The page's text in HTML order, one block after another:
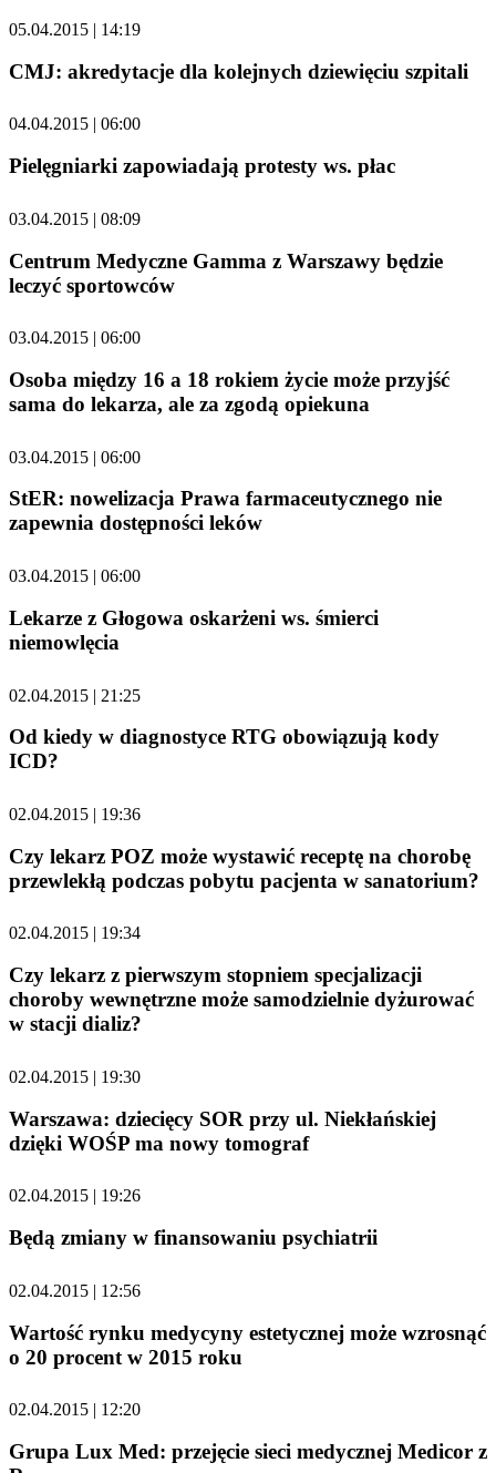
05.04.2015 | 14:19
CMJ: akredytacje dla kolejnych dziewięciu szpitali
04.04.2015 | 06:00
Pielęgniarki zapowiadają protesty ws. płac
03.04.2015 | 08:09
Centrum Medyczne Gamma z Warszawy będzie
leczyć sportowców
03.04.2015 | 06:00
Osoba między 16 a 18 rokiem życie może przyjść
sama do lekarza, ale za zgodą opiekuna
03.04.2015 | 06:00
StER: nowelizacja Prawa farmaceutycznego nie
zapewnia dostępności leków
03.04.2015 | 06:00
Lekarze z Głogowa oskarżeni ws. śmierci
niemowlęcia
02.04.2015 | 21:25
Od kiedy w diagnostyce RTG obowiązują kody
ICD?
02.04.2015 | 19:36
Czy lekarz POZ może wystawić receptę na chorobę
przewlekłą podczas pobytu pacjenta w sanatorium?
02.04.2015 | 19:34
Czy lekarz z pierwszym stopniem specjalizacji
choroby wewnętrzne może samodzielnie dyżurować
w stacji dializ?
02.04.2015 | 19:30
Warszawa: dziecięcy SOR przy ul. Niekłańskiej
dzięki WOŚP ma nowy tomograf
02.04.2015 | 19:26
Będą zmiany w finansowaniu psychiatrii
02.04.2015 | 12:56
Wartość rynku medycyny estetycznej może wzrosnąć
o 20 procent w 2015 roku
02.04.2015 | 12:20
Grupa Lux Med: przejęcie sieci medycznej Medicor z